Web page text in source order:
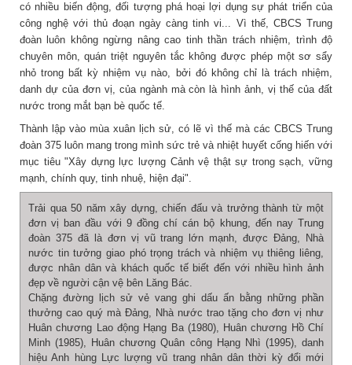
có nhiều biến động, đối tượng phá hoại lợi dụng sự phát triển của
công nghệ với thủ đoạn ngày càng tinh vi... Vì thế, CBCS Trung
đoàn luôn không ngừng nâng cao tinh thần trách nhiệm, trình độ
chuyên môn, quán triệt nguyên tắc không được phép một sơ sẩy
nhỏ trong bất kỳ nhiệm vụ nào, bởi đó không chỉ là trách nhiệm,
danh dự của đơn vị, của ngành mà còn là hình ảnh, vị thế của đất
nước trong mắt bạn bè quốc tế.
Thành lập vào mùa xuân lịch sử, có lẽ vì thế mà các CBCS Trung
đoàn 375 luôn mang trong mình sức trẻ và nhiệt huyết cống hiến với
mục tiêu "Xây dựng lực lượng Cảnh vệ thật sự trong sạch, vững
mạnh, chính quy, tinh nhuệ, hiện đại".
Trải qua 50 năm xây dựng, chiến đấu và trưởng thành từ một
đơn vị ban đầu với 9 đồng chí cán bộ khung, đến nay Trung
đoàn 375 đã là đơn vị vũ trang lớn mạnh, được Đảng, Nhà
nước tin tưởng giao phó trọng trách và nhiệm vụ thiêng liêng,
được nhân dân và khách quốc tế biết đến với nhiều hình ảnh
đẹp về người cận vệ bên Lăng Bác.
Chặng đường lịch sử vẻ vang ghi dấu ấn bằng những phần
thưởng cao quý mà Đảng, Nhà nước trao tặng cho đơn vị như
Huân chương Lao động Hạng Ba (1980), Huân chương Hồ Chí
Minh (1985), Huân chương Quân công Hạng Nhì (1995), danh
hiệu Anh hùng Lực lượng vũ trang nhân dân thời kỳ đổi mới